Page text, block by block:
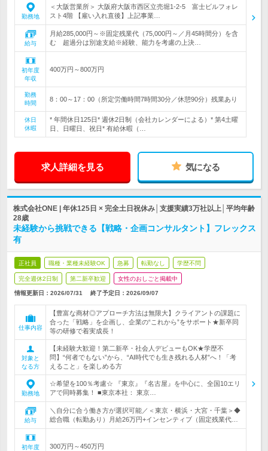
勤務地
＜大阪営業所＞ 大阪府大阪市西区立売堀1-2-5 富士ビルフォレ
スト4階 【雇い入れ直後】上記事業…
給与
月給285,000円～※固定残業代（75,000円～／月45時間分）を含
む 超過分は別途支給※経験、能力を考慮の上決…
初年度
年収
400万円～800万円
勤務
時間
8：00～17：00（所定労働時間7時間30分／休憩90分）残業あり
休日
休暇
* 年間休日125日* 週休2日制（会社カレンダーによる）* 第4土曜
日、日曜日、祝日* 有給休暇（…
求人詳細を見る 気になる
株式会社ONE | 年休125日 × 完全土日祝休み│支援実績3万社以上│平均年齢
28歳
未経験から挑戦できる【戦略・企画コンサルタント】フレックス
有
正社員 職種・業種未経験OK 急募 転勤なし 学歴不問
完全週休2日制 第二新卒歓迎 女性のおしごと掲載中
情報更新日：2026/07/31 終了予定日： 2026/09/07
仕事内容
【豊富な商材◎アプローチ方法は無限大】クライアントの課題に
合った「戦略」を企画し、企業の“これから”をサポート★新卒同
等の研修で着実成長！
対象と
なる方
【未経験大歓迎！第二新卒・社会人デビューもOK★学歴不
問】“何者でもない”から、“AI時代でも生き残れる人材”へ！「考
えること」を楽しめる方
勤務地
☆希望を100％考慮☆ 『東京』『名古屋』を中心に、全国10エリ
アで同時募集！ ■東京本社： 東京…
給与
＼自分に合う働き方が選択可能／＜東京・横浜・大宮・千葉＞◆
総合職（転勤あり）月給26万円+インセンティブ（固定残業代…
初年度
300万円～450万円